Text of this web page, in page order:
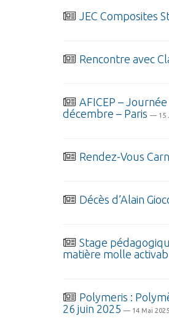
JEC Composites
Rencontre avec
AFICEP –
décembre – Paris — 15
Rendez-Vous
Décès d’Alain
Stage
matière molle
Polymeris :
26 juin 2025 — 14 Mai 2025